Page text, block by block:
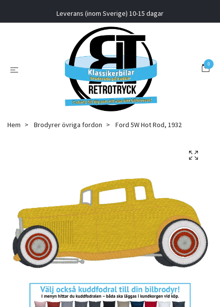
Leverans (inom Sverige) 10-15 dagar
0
Hem Brodyrer övriga fordon Ford 5W Hot Rod, 1932